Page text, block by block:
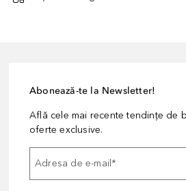
Abonează-te la Newsletter!
Află cele mai recente tendințe de
oferte exclusive.
Adresa de e-mail*